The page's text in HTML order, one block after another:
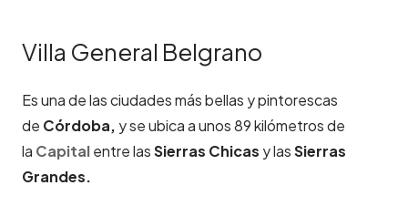
Villa General Belgrano
Es una de las ciudades más bellas y pintorescas
de Córdoba, y se ubica a unos 89 kilómetros de
la Capitalentre lasSierras Chicas y lasSierras
Grandes.